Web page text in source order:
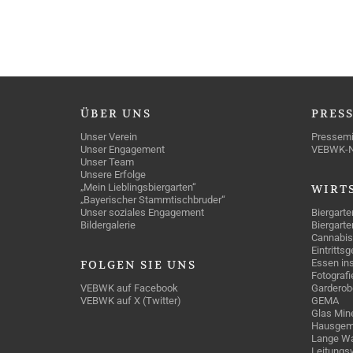
ÜBER UNS
Unser Verein
Unser Engagement
Unser Team
Unsere Erfolge
„Mein Lieblingsbiergarten“
„Bayerischer Stammtischbruder“
Unser soziales Engagement
Bildergalerie
FOLGEN SIE UNS
VEBWK auf Facebook
VEBWK auf X (Twitter)
VEBWK-
Essen
GEMA
Glas
Lange